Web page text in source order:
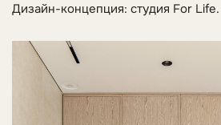
Дизайн-концепция: студия For Life.